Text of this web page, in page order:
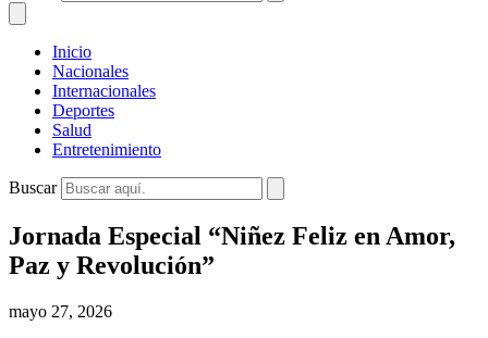
Inicio
Nacionales
Internacionales
Deportes
Salud
Entretenimiento
Buscar
Jornada Especial “Niñez Feliz en Amor,
Paz y Revolución”
mayo 27, 2026